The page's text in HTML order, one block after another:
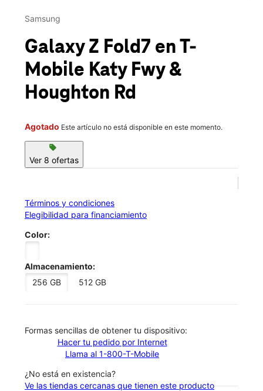
Vie.:10:00 a.m. a 8:00 p.m.
20220 Katy Frwy Ste B Katy, TX 77449
Samsung
Galaxy Z Fold7 en T-
Mobile Katy Fwy &
Houghton Rd
Agotado Este artículo no está disponible en este momento.
sell
Ver 8 ofertas
Términos y condiciones
Elegibilidad para financiamiento
Color:
Almacenamiento:
256 GB
512 GB
​​​​​​​Formas sencillas de obtener tu dispositivo:
Hacer tu pedido por Internet
Llama al 1-800-T-Mobile
¿No está en existencia?
Ve las tiendas cercanas que tienen este producto